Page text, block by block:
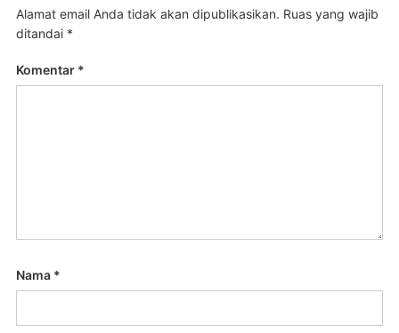
Alamat email Anda tidak akan dipublikasikan. Ruas yang wajib
ditandai *
Komentar *
Nama *